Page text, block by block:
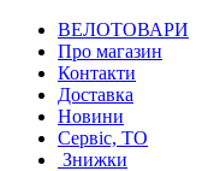
ВЕЛОТОВАРИ
Про магазин
Контакти
Доставка
Новини
Сервіс, ТО
Знижки